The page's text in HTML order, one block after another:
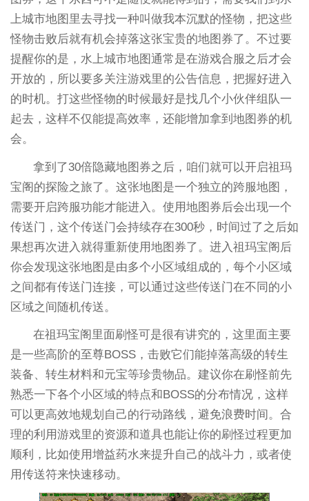
上城市地图里去寻找一种叫做我本沉默的怪物，把这些
怪物击败后就有机会掉落这张宝贵的地图券了。不过要
提醒你的是，水上城市地图通常是在游戏合服之后才会
开放的，所以要多关注游戏里的公告信息，把握好进入
的时机。打这些怪物的时候最好是找几个小伙伴组队一
起去，这样不仅能提高效率，还能增加拿到地图券的机
会。
拿到了30倍隐藏地图券之后，咱们就可以开启祖玛
宝阁的探险之旅了。这张地图是一个独立的跨服地图，
需要开启跨服功能才能进入。使用地图券后会出现一个
传送门，这个传送门会持续存在300秒，时间过了之后如
果想再次进入就得重新使用地图券了。进入祖玛宝阁后
你会发现这张地图是由多个小区域组成的，每个小区域
之间都有传送门连接，可以通过这些传送门在不同的小
区域之间随机传送。
在祖玛宝阁里面刷怪可是很有讲究的，这里面主要
是一些高阶的至尊BOSS，击败它们能掉落高级的转生
装备、转生材料和元宝等珍贵物品。建议你在刷怪前先
熟悉一下各个小区域的特点和BOSS的分布情况，这样
可以更高效地规划自己的行动路线，避免浪费时间。合
理的利用游戏里的资源和道具也能让你的刷怪过程更加
顺利，比如使用增益药水来提升自己的战斗力，或者使
用传送符来快速移动。